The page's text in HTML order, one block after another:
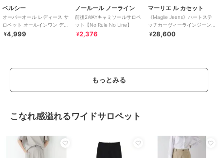
ベルシー
オーバーオール レディース サ
ロペット オールインワン デニ
ムサロペット アシメショルダ
¥4,999
ノールール ノーライン
前後2WAYキャミソールサロペ
ット【No Rule No Line】
¥2,376
マーリエ ル カセット
《Maglie Jeans》ハートステ
ッチカーヴィーラインジーン
ズ
¥28,600
もっとみる
こなれ感溢れるワイドサロペット